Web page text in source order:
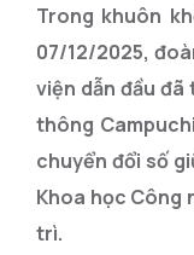
Trong khuôn
07/12/2025,
viện dẫn đầu
thông
chuyển đổi số
Khoa học Công
trì.